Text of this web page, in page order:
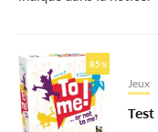
85%
Jeux